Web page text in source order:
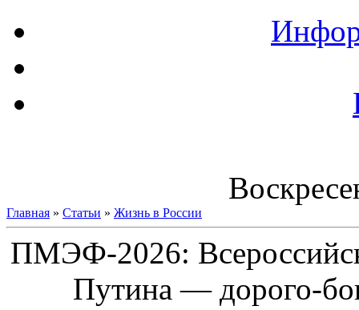
Главная » Статьи » Жизнь в России
ПМЭФ-2026:
Путина — дорого-